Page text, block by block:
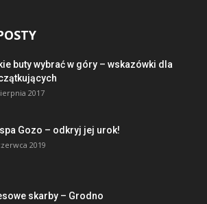
buty wybrać w góry – wskazówki dla
2017
Gozo – odkryj jej urok!
2019
skarby – Grodno